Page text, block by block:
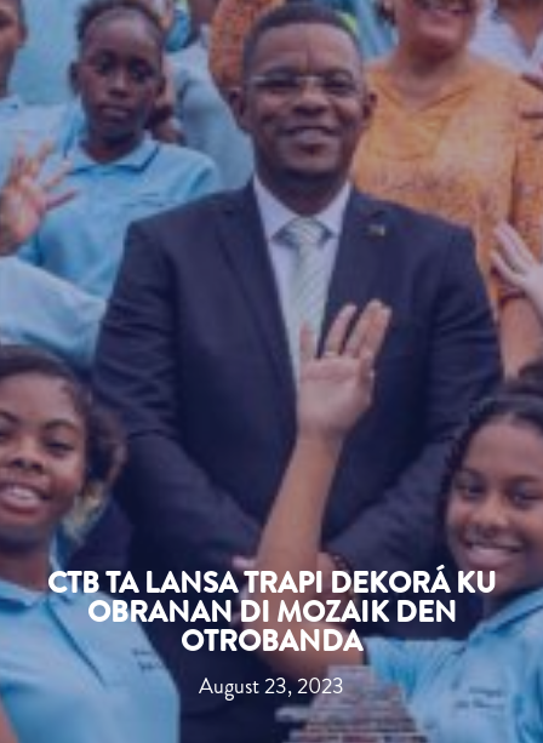
CTB TA LANSA TRAPI DEKORÁ KU
OBRANAN DI MOZAIK DEN
OTROBANDA
August 23, 2023